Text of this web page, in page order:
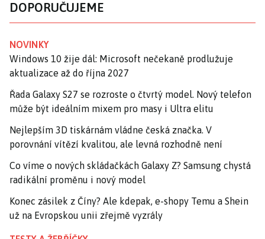
DOPORUČUJEME
NOVINKY
Windows 10 žije dál: Microsoft nečekaně prodlužuje
aktualizace až do října 2027
Řada Galaxy S27 se rozroste o čtvrtý model. Nový telefon
může být ideálním mixem pro masy i Ultra elitu
Nejlepším 3D tiskárnám vládne česká značka. V
porovnání vítězí kvalitou, ale levná rozhodně není
Co víme o nových skládačkách Galaxy Z? Samsung chystá
radikální proměnu i nový model
Konec zásilek z Číny? Ale kdepak, e-shopy Temu a Shein
už na Evropskou unii zřejmě vyzrály